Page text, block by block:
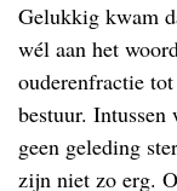
Gelukkig kwam
wél aan het
ouderenfractie
bestuur.
geen geleding
zijn niet zo erg.